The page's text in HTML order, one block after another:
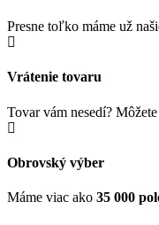
Presne toľko máme už
Vrátenie tovaru
Tovar vám nesedí?
Obrovský výber
Máme viac ako 35 000